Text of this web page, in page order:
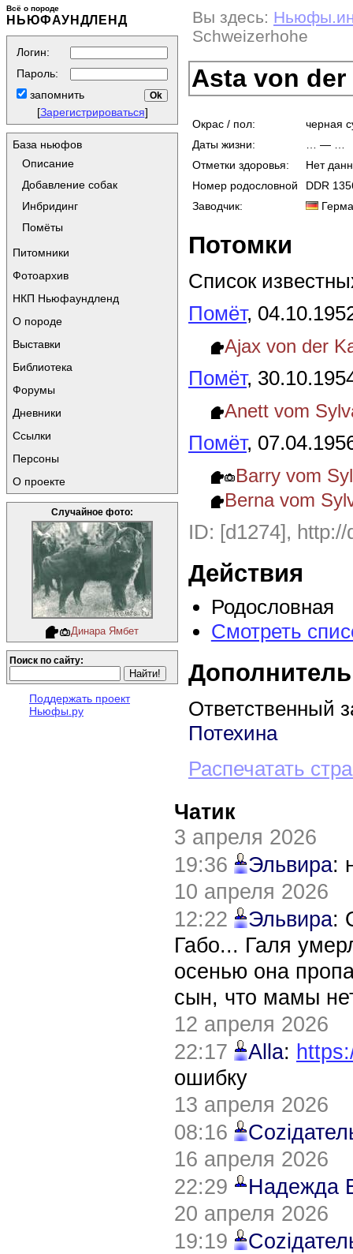
Всё о породе
НЬЮФАУНДЛЕНД
Логин:
Пароль:
запомнить
[Зарегистрироваться]
База ньюфов
Описание
Добавление собак
Инбридинг
Помёты
Питомники
Фотоархив
НКП Ньюфаундленд
О породе
Выставки
Библиотека
Форумы
Дневники
Ссылки
Персоны
О проекте
Случайное фото:
Динара Ямбет
Поиск по сайту:
Поддержать проект
Ньюфы.ру
Вы здесь:
Schweizerhohe
Asta von
Окрас / пол:
черная
Даты жизни:
… — …
Отметки здоровья:
Нет
Номер родословной
DDR
Заводчик:
Потомки
Список
Помёт,
Ajax von der
Помёт,
Anett vom
Помёт,
Barry vom
Berna vom
ID: [d1274],
Действия
Родословная
Смотреть
Ответственный
Потехина
Распечатать
Чатик
3 апреля 2026
19:36
Эльвира:
10 апреля 2026
12:22
Эльвира:
Габо... Галя
осенью она
сын, что мамы
12 апреля 2026
22:17
Alla:
ошибку
13 апреля 2026
08:16
16 апреля 2026
22:29
Надежда
20 апреля 2026
19:19